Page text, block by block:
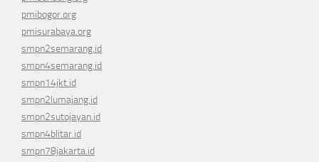
pmibogor.org
pmisurabaya.org
smpn2semarang.id
smpn4semarang.id
smpn14jkt.id
smpn2lumajang.id
smpn2sutojayan.id
smpn4blitar.id
smpn78jakarta.id